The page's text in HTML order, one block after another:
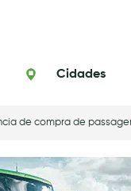
Cidades
de compra de